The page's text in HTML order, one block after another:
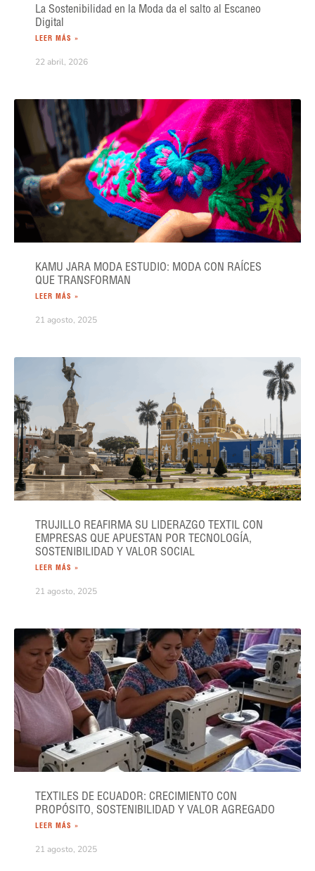
La Sostenibilidad en la Moda da el salto al Escaneo
Digital
LEER MÁS »
22 abril, 2026
KAMU JARA MODA ESTUDIO: MODA CON RAÍCES
QUE TRANSFORMAN
LEER MÁS »
21 agosto, 2025
TRUJILLO REAFIRMA SU LIDERAZGO TEXTIL CON
EMPRESAS QUE APUESTAN POR TECNOLOGÍA,
SOSTENIBILIDAD Y VALOR SOCIAL
LEER MÁS »
21 agosto, 2025
TEXTILES DE ECUADOR: CRECIMIENTO CON
PROPÓSITO, SOSTENIBILIDAD Y VALOR AGREGADO
LEER MÁS »
21 agosto, 2025